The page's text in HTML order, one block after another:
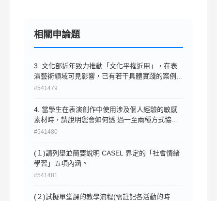
相關申論題
3. 文化部近年致力推動「文化平權近用」，在表
演藝術領域可見影響，已有若干具體實踐的案例。
請舉出五項表演藝術場館／活動支持平等共融的友
#541479
4. 當學生在表演創作中使用涉及個人經驗的敏感
素材時，請說明您會如何透 過一至兩種方式協助
其進行創作轉化與倫理處理。
#541480
(１)請列舉並簡要說明 CASEL 界定的「社會情緒
學習」五項內涵。
#541481
(２)試擬單堂課的教學流程(需註記各活動的時